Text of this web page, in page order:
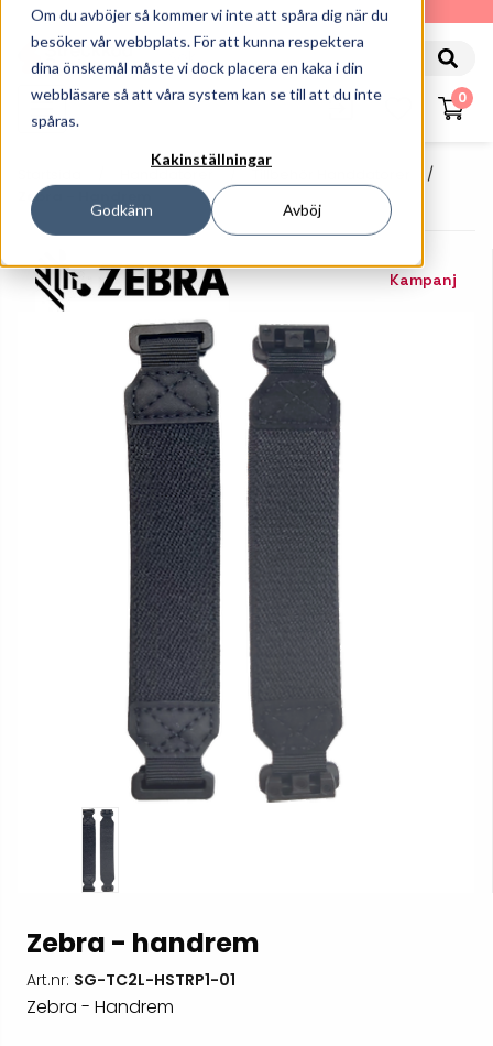
Om du avböjer så kommer vi inte att spåra dig när du
besöker vår webbplats. För att kunna respektera
dina önskemål måste vi dock placera en kaka i din
webbläsare så att våra system kan se till att du inte
spåras.
Kakinställningar
Godkänn Avböj
010-162 61 90
0
Handdatorer
Tillbehör Handdatorer
Zebra - Handrem
Kampanj
Zebra - handrem
Art.nr: SG-TC2L-HSTRP1-01
Zebra - Handrem